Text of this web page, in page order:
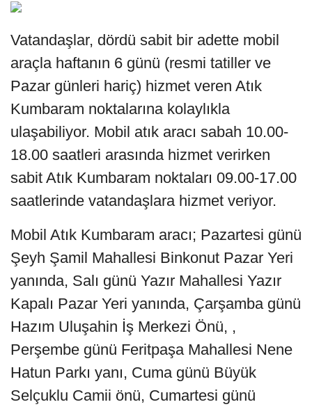
Vatandaşlar, dördü sabit bir adette mobil
araçla haftanın 6 günü (resmi tatiller ve
Pazar günleri hariç) hizmet veren Atık
Kumbaram noktalarına kolaylıkla
ulaşabiliyor. Mobil atık aracı sabah 10.00-
18.00 saatleri arasında hizmet verirken
sabit Atık Kumbaram noktaları 09.00-17.00
saatlerinde vatandaşlara hizmet veriyor.
Mobil Atık Kumbaram aracı; Pazartesi günü
Şeyh Şamil Mahallesi Binkonut Pazar Yeri
yanında, Salı günü Yazır Mahallesi Yazır
Kapalı Pazar Yeri yanında, Çarşamba günü
Hazım Uluşahin İş Merkezi Önü, ,
Perşembe günü Feritpaşa Mahallesi Nene
Hatun Parkı yanı, Cuma günü Büyük
Selçuklu Camii önü, Cumartesi günü